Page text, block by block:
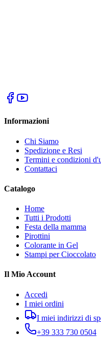
Informazioni
Chi Siamo
Spedizione e Resi
Termini e condizioni
Contattaci
Catalogo
Home
Tutti i Prodotti
Festa della mamma
Pirottini
Colorante in Gel
Stampi per Cioccolato
Il Mio Account
Accedi
I miei ordini
I miei indirizzi di
+39 333 730 0504